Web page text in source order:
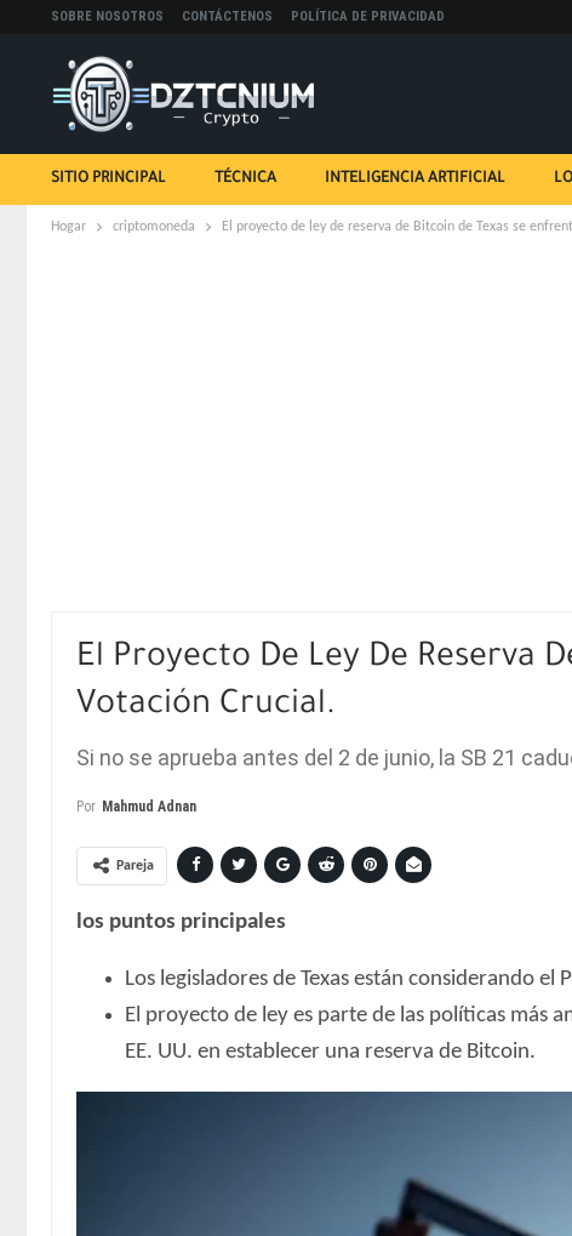
SOBRE NOSOTROS CONTÁCTENOS POLÍTICA DE PRIVACIDAD
SITIO PRINCIPAL TÉCNICA INTELIGENCIA ARTIFICIAL
Hogar criptomoneda El proyecto de ley de reserva de Bitcoin de Texas se
El Proyecto De Ley De Reserva
Votación Crucial.
Si no se aprueba antes del 2 de junio, la SB 21
Por Mahmud Adnan
Pareja
los puntos principales
Los legisladores de Texas están considerando
El proyecto de ley es parte de las políticas más
EE. UU. en establecer una reserva de Bitcoin.